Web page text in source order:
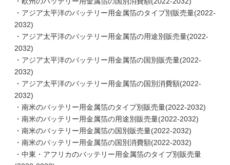
・アジア太平洋のバッテリー用金属箔のタイプ別販売量(2022-
2032)
・アジア太平洋のバッテリー用金属箔の用途別販売量(2022-
2032)
・アジア太平洋のバッテリー用金属箔の国別販売量(2022-
2032)
・アジア太平洋のバッテリー用金属箔の国別消費額(2022-
2032)
・南米のバッテリー用金属箔のタイプ別販売量(2022-2032)
・南米のバッテリー用金属箔の用途別販売量(2022-2032)
・南米のバッテリー用金属箔の国別販売量(2022-2032)
・南米のバッテリー用金属箔の国別消費額(2022-2032)
・中東・アフリカのバッテリー用金属箔のタイプ別販売量